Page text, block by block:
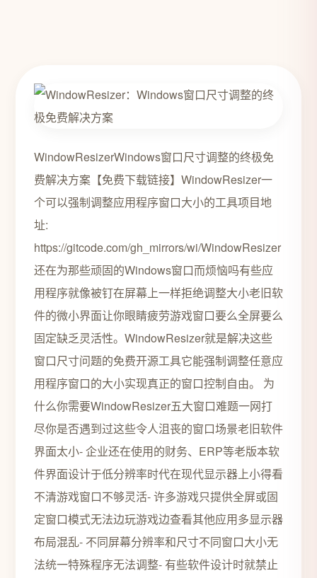
WindowResizerWindows窗口尺寸调整的终极免
费解决方案【免费下载链接】WindowResizer一
个可以强制调整应用程序窗口大小的工具项目地
址:
https://gitcode.com/gh_mirrors/wi/WindowResizer
还在为那些顽固的Windows窗口而烦恼吗有些应
用程序就像被钉在屏幕上一样拒绝调整大小老旧软
件的微小界面让你眼睛疲劳游戏窗口要么全屏要么
固定缺乏灵活性。WindowResizer就是解决这些
窗口尺寸问题的免费开源工具它能强制调整任意应
用程序窗口的大小实现真正的窗口控制自由。 为
什么你需要WindowResizer五大窗口难题一网打
尽你是否遇到过这些令人沮丧的窗口场景老旧软件
界面太小- 企业还在使用的财务、ERP等老版本软
件界面设计于低分辨率时代在现代显示器上小得看
不清游戏窗口不够灵活- 许多游戏只提供全屏或固
定窗口模式无法边玩游戏边查看其他应用多显示器
布局混乱- 不同屏幕分辨率和尺寸不同窗口大小无
法统一特殊程序无法调整- 有些软件设计时就禁止